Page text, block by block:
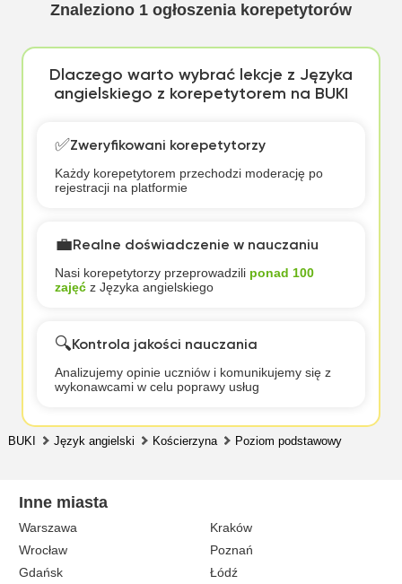
Znaleziono 1 ogłoszenia korepetytorów
Dlaczego warto wybrać lekcje z Języka
angielskiego z korepetytorem na BUKI
✅Zweryfikowani korepetytorzy
Każdy korepetytorem przechodzi moderację po
rejestracji na platformie
💼Realne doświadczenie w nauczaniu
Nasi korepetytorzy przeprowadzili ponad 100
zajęćz Języka angielskiego
🔍Kontrola jakości nauczania
Analizujemy opinie uczniów i komunikujemy się z
wykonawcami w celu poprawy usług
BUKI Język angielski Kościerzyna Poziom podstawowy
Inne miasta
Warszawa
Kraków
Wrocław
Poznań
Gdańsk
Łódź